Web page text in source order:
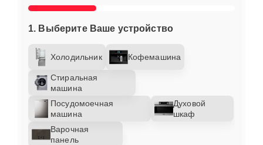
1. Выберите Ваше устройство
Холодильник Кофемашина
Стиральная
машина
Посудомоечная
машина
Духовой
шкаф
Варочная
панель